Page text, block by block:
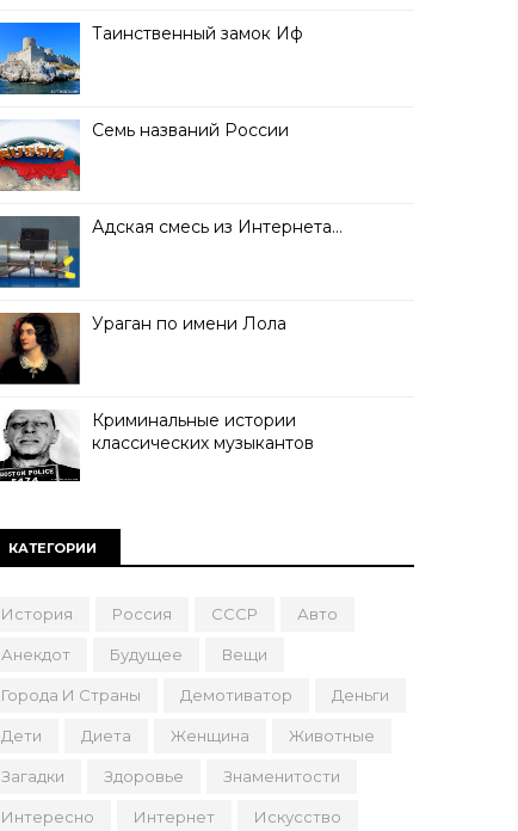
Таинственный замок Иф
Семь названий России
Адская смесь из Интернета…
Ураган по имени Лола
Криминальные истории
классических музыкантов
КАТЕГОРИИ
История Россия СССР Авто
Анекдот Будущее Вещи
Города И Страны Демотиватор Деньги
Дети Диета Женщина Животные
Загадки Здоровье Знаменитости
Интересно Интернет Искусство